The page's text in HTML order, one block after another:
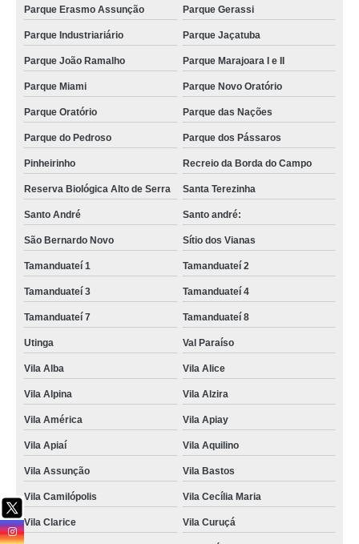
serviço de foto lembrança para casamento preço Caieiras
foto lembrança para eventos corporativos preço Mercado
valor de foto lembrança na hora Hortolândia
valor de foto lembrança de casamento Mercado
valor de foto lembrança no ABC condominio
foto lembrança na hora Bebedouro
serviço de foto lembrança preço Vila Guedes
valor de foto lembrança batizado Rio Pequeno
serviço de foto lembrança para casamento Alphaville Conde II
foto lembrança para eventos preço Vila Vitória
empresa que faz foto lembrança em Guarulhos Itaberaba
empresa que faz foto lembrança preço Barretos
foto lembrança na Grande SP preço Hipódromo
valor de foto lembrança em São Paulo Bragança Paulista
empresa que faz lembrancinha com foto Itaberaba
empresa que faz foto lembrança na hora Vila Isolina Mazzei
fotografias de lembrança de casamento preço São Carlos
foto lembrança batizado preço Vila Isolina Mazzei
Parque Erasmo Assunção Parque Gerassi
Parque Industriariário Parque Jaçatuba
Parque João Ramalho Parque Marajoara I e II
Parque Miami Parque Novo Oratório
Parque Oratório Parque das Nações
Parque do Pedroso Parque dos Pássaros
Pinheirinho Recreio da Borda do Campo
Reserva Biológica Alto de Serra Santa Terezinha
Santo André Santo andré:
São Bernardo Novo Sítio dos Vianas
Tamanduateí 1 Tamanduateí 2
Tamanduateí 3 Tamanduateí 4
Tamanduateí 7 Tamanduateí 8
Utinga Val Paraíso
Vila Alba Vila Alice
Vila Alpina Vila Alzira
Vila América Vila Apiay
Vila Apiaí Vila Aquilino
Vila Assunção Vila Bastos
Vila Camilópolis Vila Cecília Maria
Vila Clarice Vila Curuçá